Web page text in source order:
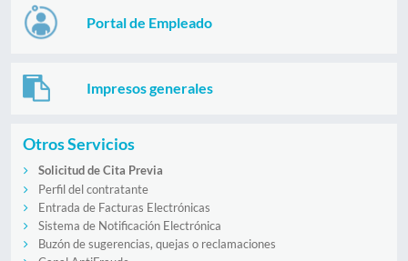
Portal de Empleado
Impresos generales
Otros Servicios
Solicitud de Cita Previa
Perfil del contratante
Entrada de Facturas Electrónicas
Sistema de Notificación Electrónica
Buzón de sugerencias, quejas o reclamaciones